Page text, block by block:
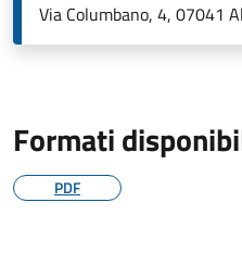
Via Columbano, 4, 07041
Formati
PDF